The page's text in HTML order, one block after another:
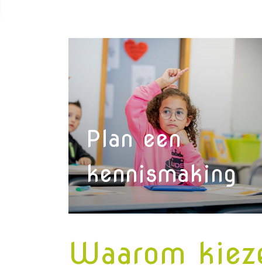
Plan een
kennismaking
Waarom